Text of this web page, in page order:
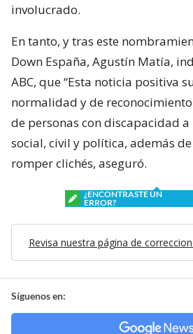
involucrado.
En tanto, y tras este
Down España, Agustín Matía,
ABC, que “Esta noticia positiva
normalidad y de
de personas con discapacidad
social, civil y política, además
romper clichés, aseguró.
¿ENCONTRASTE UN
ERROR?
Revisa nuestra página de
Síguenos en: